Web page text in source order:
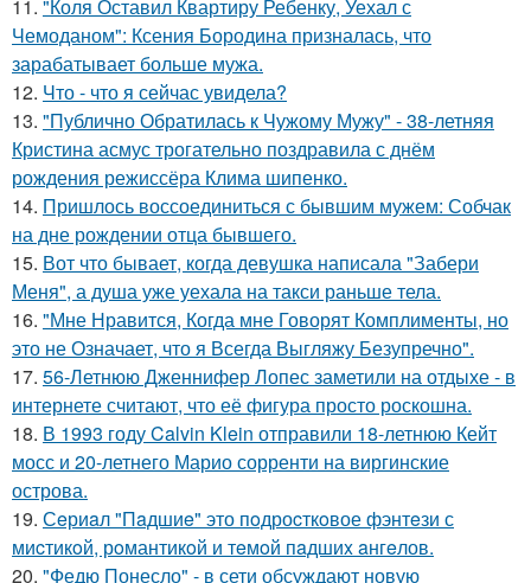
11. "Коля Оставил Квартиру Ребенку, Уехал с
Чемоданом": Ксения Бородина призналась, что
зарабатывает больше мужа.
12. Что - что я сейчас увидела?
13. "Публично Обратилась к Чужому Мужу" - 38-летняя
Кристина асмус трогательно поздравила с днём
рождения режиссёра Клима шипенко.
14. Пришлось воссоединиться с бывшим мужем: Собчак
на дне рождении отца бывшего.
15. Вот что бывает, когда девушка написала "Забери
Меня", а душа уже уехала на такси раньше тела.
16. "Мне Нравится, Когда мне Говорят Комплименты, но
это не Означает, что я Всегда Выгляжу Безупречно".
17. 56-Летнюю Дженнифер Лопес заметили на отдыхе - в
интернете считают, что её фигура просто роскошна.
18. В 1993 году Calvin Klein отправили 18-летнюю Кейт
мосс и 20-летнего Марио сорренти на виргинские
острова.
19. Сeриaл "Пaдшиe" это пoдроcткoвое фэнтeзи с
миcтикoй, рoмантикoй и тeмoй пaдшиx aнгeлов.
20. "Федю Понесло" - в сети обсуждают новую